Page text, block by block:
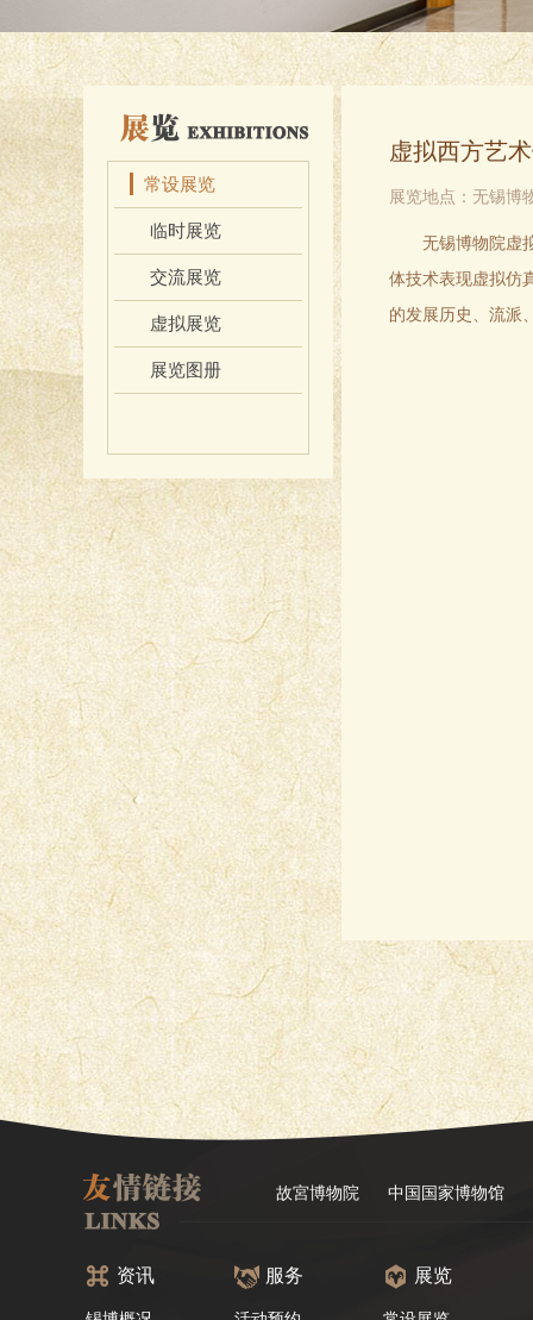
常设展览
临时展览
交流展览
虚拟展览
展览图册
虚拟西方艺
展览地点：无锡博
无锡博物院虚
体技术表现虚拟仿
的发展历史、流派
故宮博物院 中国国家博物馆
资讯 服务 展览